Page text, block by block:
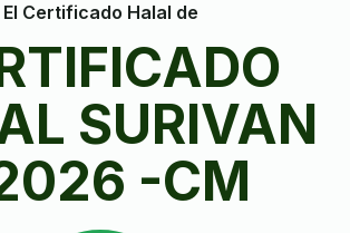
El Certificado Halal de
SURIVAN
-CM